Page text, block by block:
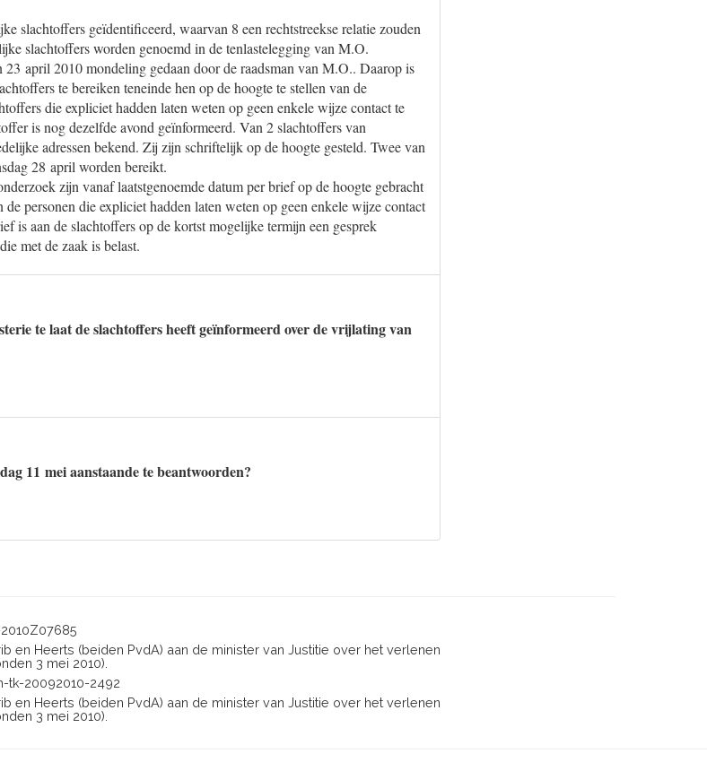
slachtoffers geïdentificeerd, waarvan 8 een rechtstreekse relatie zouden
slachtoffers worden genoemd in de tenlastelegging van M.O.
april 2010 mondeling gedaan door de raadsman van M.O.. Daarop is
te bereiken teneinde hen op de hoogte te stellen van de
die expliciet hadden laten weten op geen enkele wijze contact te
is nog dezelfde avond geïnformeerd. Van 2 slachtoffers van
adressen bekend. Zij zijn schriftelijk op de hoogte gesteld. Twee van
28 april worden bereikt.
zijn vanaf laatstgenoemde datum per brief op de hoogte gebracht
personen die expliciet hadden laten weten op geen enkele wijze contact
is aan de slachtoffers op de kortst mogelijke termijn een gesprek
met de zaak is belast.
te laat de slachtoffers heeft geïnformeerd over de vrijlating van
11 mei aanstaande te beantwoorden?
en Heerts (beiden PvdA) aan de minister van Justitie over het verlenen
3 mei 2010).
tk-20092010-2492
en Heerts (beiden PvdA) aan de minister van Justitie over het verlenen
3 mei 2010).